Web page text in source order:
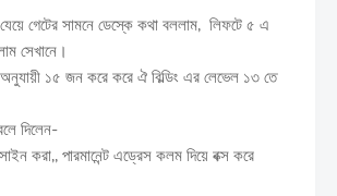
যেয়ে গেটের সামনে ডেস্কে কথা বললাম, লিফটে ৫ এ
সেখানে।
অনুযায়ী ১৫ জন করে করে ঐ বিল্ডিং এর লেভেল ১৩ তে
দিলেন-
করা,, পারমানেন্ট এড্রেস কলম দিয়ে বক্স করে